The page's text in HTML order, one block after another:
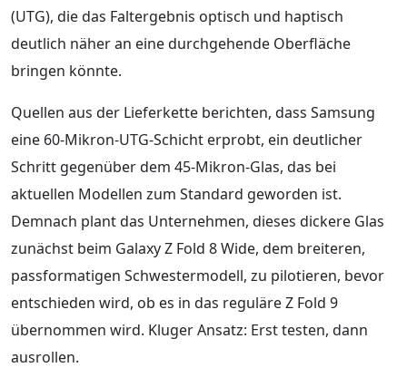
(UTG), die das Faltergebnis optisch und haptisch
deutlich näher an eine durchgehende Oberfläche
bringen könnte.
Quellen aus der Lieferkette berichten, dass Samsung
eine 60-Mikron-UTG-Schicht erprobt, ein deutlicher
Schritt gegenüber dem 45-Mikron-Glas, das bei
aktuellen Modellen zum Standard geworden ist.
Demnach plant das Unternehmen, dieses dickere Glas
zunächst beim Galaxy Z Fold 8 Wide, dem breiteren,
passformatigen Schwestermodell, zu pilotieren, bevor
entschieden wird, ob es in das reguläre Z Fold 9
übernommen wird. Kluger Ansatz: Erst testen, dann
ausrollen.